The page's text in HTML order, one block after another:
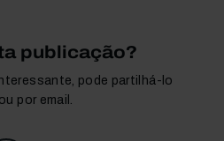
publicação?
pode partilhá-lo
por email.